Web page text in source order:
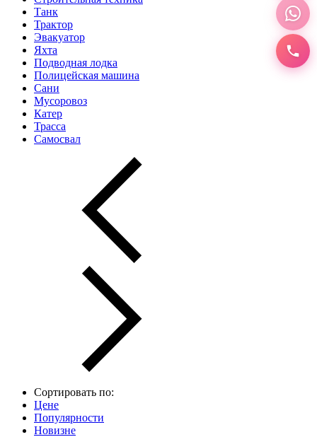
Танк
Трактор
Эвакуатор
Яхта
Подводная лодка
Полицейская машина
Сани
Мусоровоз
Катер
Трасса
Самосвал
Сортировать по:
Цене
Популярности
Новизне